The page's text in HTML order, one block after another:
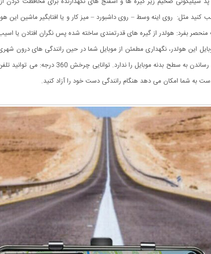
را میتوانید هرجایی نصب کنید مثل: روی اینه وسط – روی داشبورد – میز کار و یا
منحصر بفرد: هولدر از گیره های قدرتمندی ساخته شده پس نگران افتادن یا
این هولدر، نگهداری مطمئن از موبایل شما در حین رانندگی های درون
علاوه بر این با طراحی عالی و داشتن پد و